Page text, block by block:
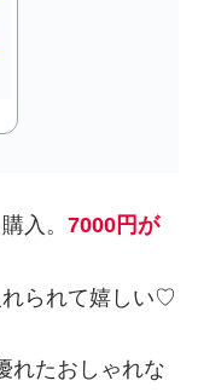
入。 7000円が
られて嬉しい♡
れたおしゃれな